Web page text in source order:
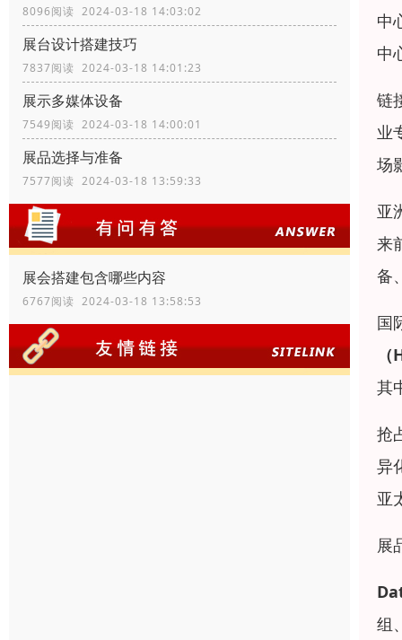
8096阅读 2024-03-18 14:03:02
展台设计搭建技巧
7837阅读 2024-03-18 14:01:23
展示多媒体设备
7549阅读 2024-03-18 14:00:01
展品选择与准备
7577阅读 2024-03-18 13:59:33
展会搭建包含哪些内容
6767阅读 2024-03-18 13:58:53
中
中
链
业
场
亚
来
备
国
其
抢
异
亚
展
组